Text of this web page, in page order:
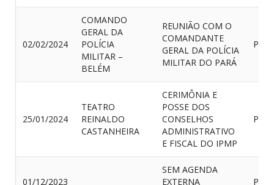
02/02/2024
COMANDO
GERAL DA
POLÍCIA
MILITAR –
BELÉM
REUNIÃO COM O
COMANDANTE
GERAL DA POLÍCIA
MILITAR DO PARÁ
25/01/2024
TEATRO
REINALDO
CASTANHEIRA
CERIMÔNIA E
POSSE DOS
CONSELHOS
ADMINISTRATIVO
E FISCAL DO IPMP
01/12/2023
SEM AGENDA
EXTERNA